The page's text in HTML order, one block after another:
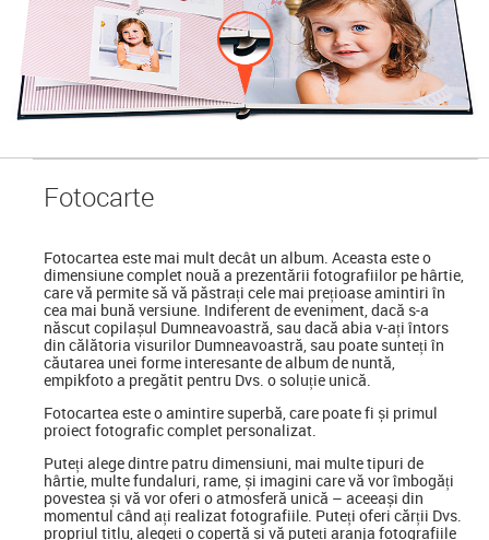
Fotocarte
Fotocartea este mai mult decât un album. Aceasta este o
dimensiune complet nouă a prezentării fotografiilor pe hârtie,
care vă permite să vă păstrați cele mai prețioase amintiri în
cea mai bună versiune. Indiferent de eveniment, dacă s-a
născut copilașul Dumneavoastră, sau dacă abia v-ați întors
din călătoria visurilor Dumneavoastră, sau poate sunteți în
căutarea unei forme interesante de album de nuntă,
empikfoto a pregătit pentru Dvs. o soluție unică.
Fotocartea este o amintire superbă, care poate fi și primul
proiect fotografic complet personalizat.
Puteți alege dintre patru dimensiuni, mai multe tipuri de
hârtie, multe fundaluri, rame, și imagini care vă vor îmbogăți
povestea și vă vor oferi o atmosferă unică – aceeași din
momentul când ați realizat fotografiile. Puteți oferi cărții Dvs.
propriul titlu, alegeți o copertă și vă puteți aranja fotografiile